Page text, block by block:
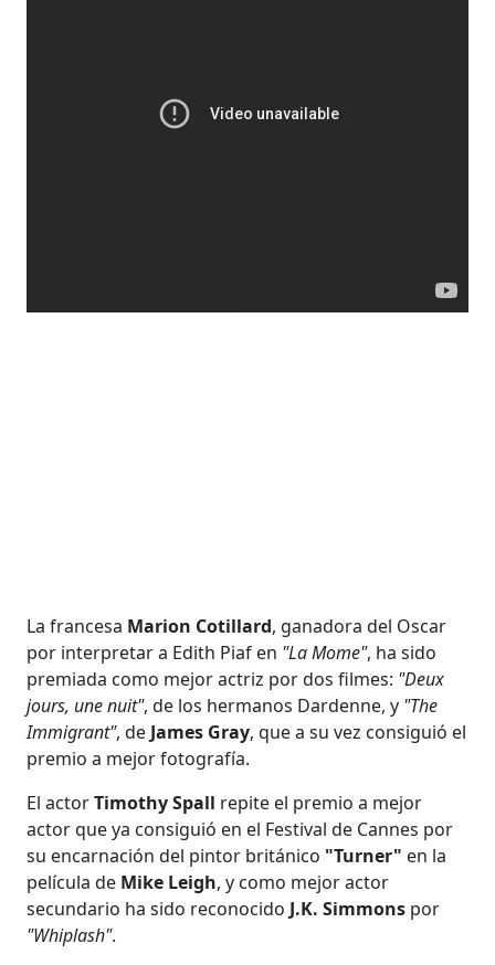
La francesa Marion Cotillard, ganadora del Oscar
por interpretar a Edith Piaf en "La Mome", ha sido
premiada como mejor actriz por dos filmes: "Deux
jours, une nuit", de los hermanos Dardenne, y "The
Immigrant", de James Gray, que a su vez consiguió el
premio a mejor fotografía.
El actorTimothy Spall repite el premio a mejor
actor que ya consiguió en el Festival de Cannes por
su encarnación del pintor británico "Turner" en la
película de Mike Leigh, y como mejor actor
secundario ha sido reconocido J.K. Simmons por
"Whiplash".